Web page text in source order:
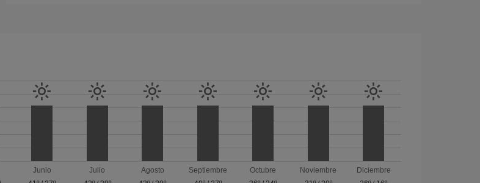
Junio
Julio
Agosto
Septiembre
Octubre
Noviembre
Diciembre